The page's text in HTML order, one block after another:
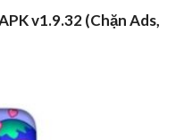
v1.9.32 (Chặn Ads,